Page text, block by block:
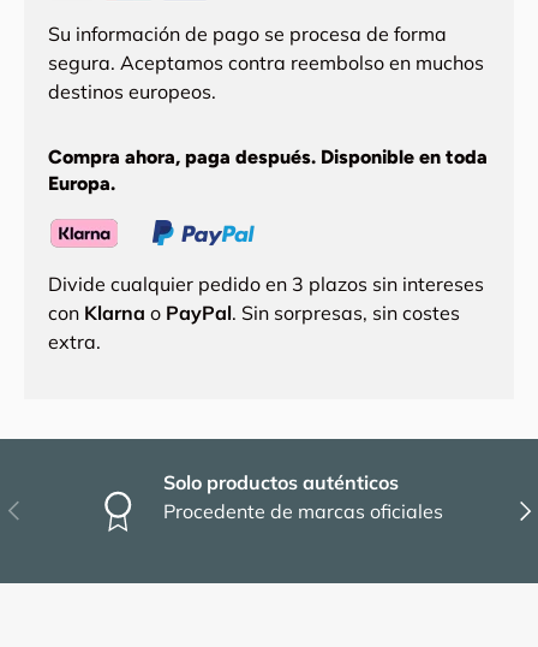
Su información de pago se procesa de forma
segura. Aceptamos contra reembolso en muchos
destinos europeos.
Compra ahora, paga después. Disponible en toda
Europa.
Divide cualquier pedido en 3 plazos sin intereses
con Klarna o PayPal. Sin sorpresas, sin costes
extra.
Anterior
Solo productos auténticos
Procedente de marcas oficiales